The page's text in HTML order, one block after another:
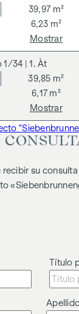
doble
por ARNOLD
más el 20 % de
existe una
agente y el
doble
39,97 m²
6,23 m²
Mostrar
1/34 | 1. Àt
39,85 m²
6,17 m²
Mostrar
su consulta
Título